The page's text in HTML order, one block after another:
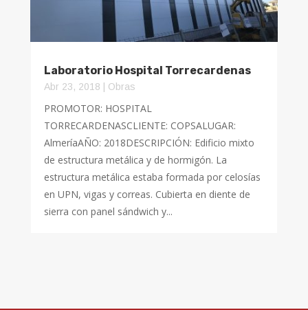
Laboratorio Hospital Torrecardenas
Abr 23, 2018 Obras
PROMOTOR: HOSPITAL
TORRECARDENASCLIENTE: COPSALUGAR:
AlmeríaAÑO: 2018DESCRIPCIÓN: Edificio mixto
de estructura metálica y de hormigón. La
estructura metálica estaba formada por celosías
en UPN, vigas y correas. Cubierta en diente de
sierra con panel sándwich y...